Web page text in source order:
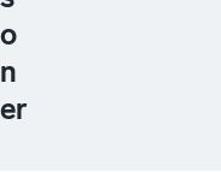
o
n
er